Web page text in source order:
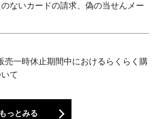
ないカードの請求、偽の当せんメー
売一時休止期間中におけるらくらく購
て
もっとみる